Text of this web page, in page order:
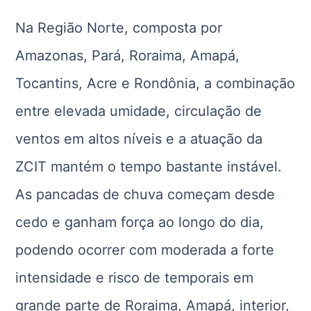
Na Região Norte, composta por
Amazonas, Pará, Roraima, Amapá,
Tocantins, Acre e Rondônia, a combinação
entre elevada umidade, circulação de
ventos em altos níveis e a atuação da
ZCIT mantém o tempo bastante instável.
As pancadas de chuva começam desde
cedo e ganham força ao longo do dia,
podendo ocorrer com moderada a forte
intensidade e risco de temporais em
grande parte de Roraima, Amapá, interior,